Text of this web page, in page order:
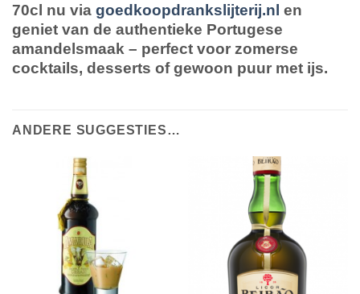
70cl nu via goedkoopdrankslijterij.nl en
geniet van de authentieke Portugese
amandelsmaak – perfect voor zomerse
cocktails, desserts of gewoon puur met ijs.
ANDERE SUGGESTIES…